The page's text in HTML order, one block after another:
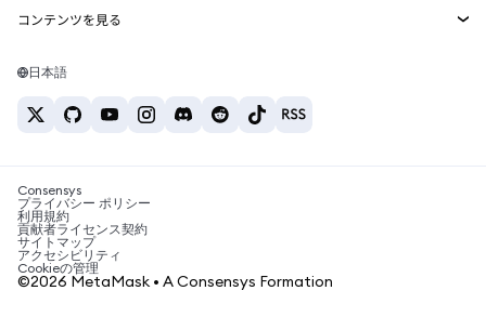
Web3サービス
サポート
キャリア
お問い合わせ
Tetherの価格
USDT→INR
BTC→INR
ETH→USDT
ETHの購入
USDTの購入
SHIBの購入
BNBの購入
コンテンツを見る
Solanaウォレット
税制関連ニュース
暗号資産の購入方法は？
ビットコインを売るには？
日本語
Consensys
プライバシー ポリシー
利用規約
貢献者ライセンス契約
サイトマップ
アクセシビリティ
Cookieの管理
©2026 MetaMask • A Consensys Formation